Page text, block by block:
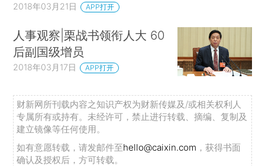
2018年03月21日 APP打开
人事观察|栗战书领衔人大 60
后副国级增员
2018年03月17日 APP打开
财新网所刊载内容之知识产权为财新传媒及/或相关权利人
专属所有或持有。未经许可，禁止进行转载、摘编、复制及
建立镜像等任何使用。
如有意愿转载，请发邮件至hello@caixin.com ，获得书面
确认及授权后，方可转载。